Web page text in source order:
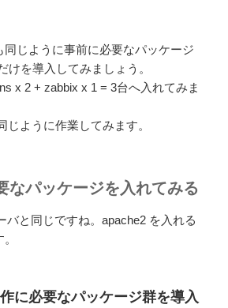
同じように事前に必要なパッケージ
けを導入してみましょう。
x 2 + zabbix x 1 = 3台へ入れてみま
じように作業してみます。
なパッケージを入れてみる
バと同じですね。apache2 を入れる
に必要なパッケージ群を導入